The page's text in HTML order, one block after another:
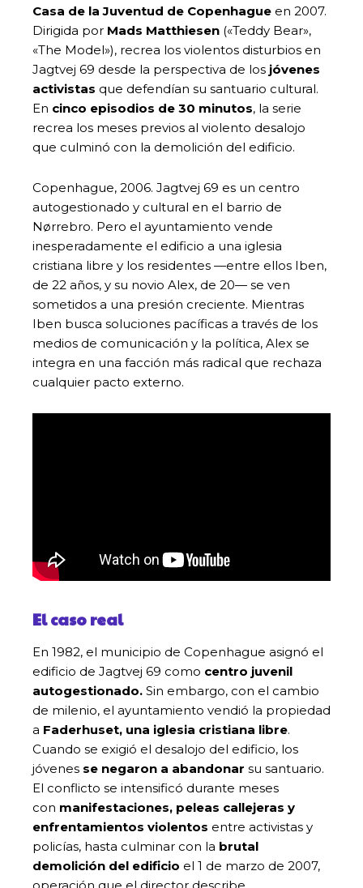
Casa de la Juventud de Copenhague en 2007.
Dirigida por Mads Matthiesen («Teddy Bear»,
«The Model»), recrea los violentos disturbios en
Jagtvej 69 desde la perspectiva de los jóvenes
activistas que defendían su santuario cultural.
En cinco episodios de 30 minutos, la serie
recrea los meses previos al violento desalojo
que culminó con la demolición del edificio.
Copenhague, 2006. Jagtvej 69 es un centro
autogestionado y cultural en el barrio de
Nørrebro. Pero el ayuntamiento vende
inesperadamente el edificio a una iglesia
cristiana libre y los residentes —entre ellos Iben,
de 22 años, y su novio Alex, de 20— se ven
sometidos a una presión creciente. Mientras
Iben busca soluciones pacíficas a través de los
medios de comunicación y la política, Alex se
integra en una facción más radical que rechaza
cualquier pacto externo.
El caso real
En 1982, el municipio de Copenhague asignó el
edificio de Jagtvej 69 como centro juvenil
autogestionado. Sin embargo, con el cambio
de milenio, el ayuntamiento vendió la propiedad
a Faderhuset, una iglesia cristiana libre.
Cuando se exigió el desalojo del edificio, los
jóvenes se negaron a abandonar su santuario.
El conflicto se intensificó durante meses
con manifestaciones, peleas callejeras y
enfrentamientos violentos entre activistas y
policías, hasta culminar con la brutal
demolición del edificio el 1 de marzo de 2007,
operación que el director describe